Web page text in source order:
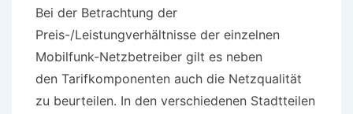
Bei der Betrachtung der
Preis-/Leistungverhältnisse der einzelnen
Mobilfunk-Netzbetreiber gilt es neben
den Tarifkomponenten auch die Netzqualität
zu beurteilen. In den verschiedenen Stadtteilen